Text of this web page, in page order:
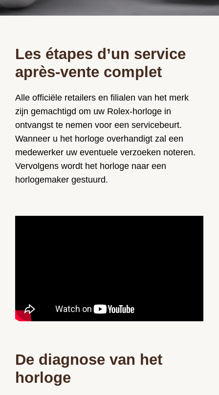
Les étapes d’un service
après-vente complet
Alle officiële retailers en filialen van het merk
zijn gemachtigd om uw Rolex-horloge in
ontvangst te nemen voor een servicebeurt.
Wanneer u het horloge overhandigt zal een
medewerker uw eventuele verzoeken noteren.
Vervolgens wordt het horloge naar een
horlogemaker gestuurd.
De diagnose van het
horloge